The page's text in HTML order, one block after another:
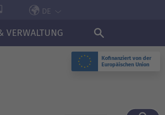
Kofinanziert von der
Europäischen Union
DE
VERWALTUNG